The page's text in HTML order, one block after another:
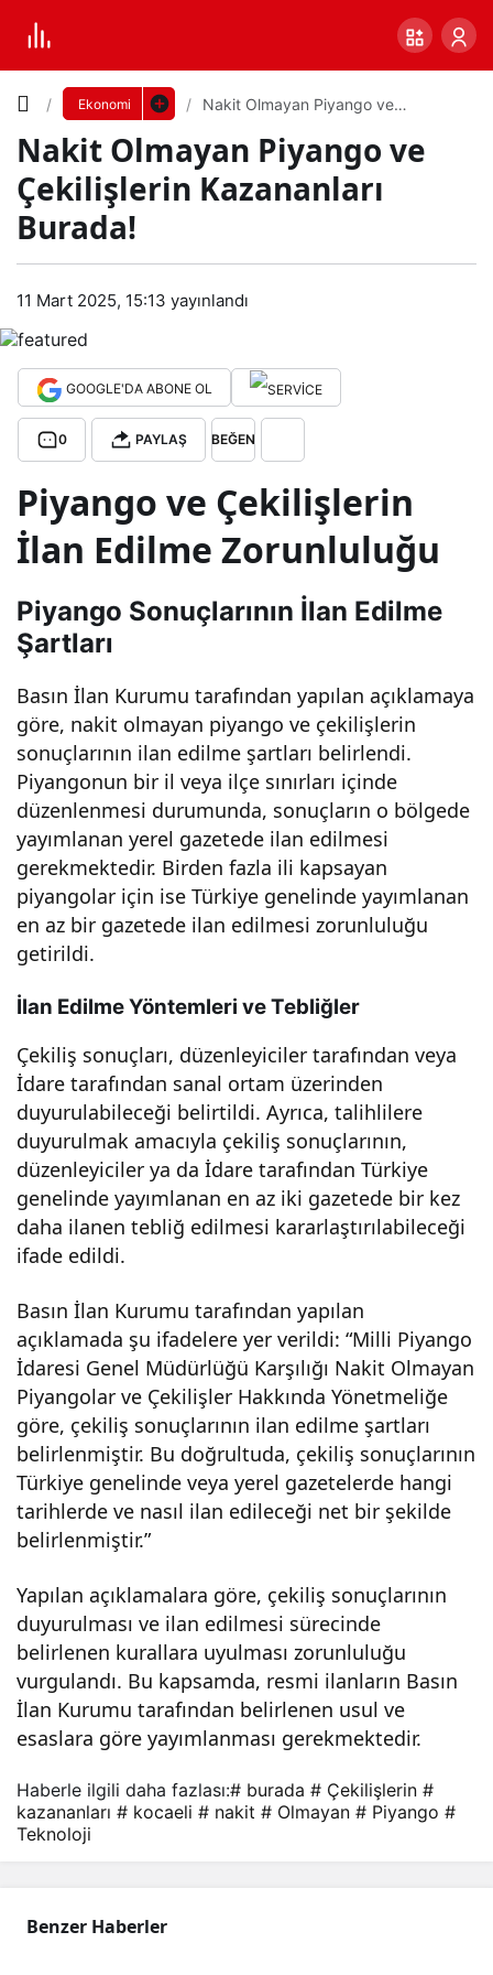
Ekonomi
Nakit Olmayan Piyango ve
Nakit Olmayan Piyango ve
Çekilişlerin Kazananları
Burada!
11 Mart 2025, 15:13 yayınlandı
GOOGLE'DA ABONE OL
0 PAYLAŞ BEĞEN
Piyango ve Çekilişlerin
İlan Edilme Zorunluluğu
Piyango Sonuçlarının İlan Edilme
Şartları
Basın İlan Kurumu tarafından yapılan açıklamaya
göre, nakit olmayan piyango ve çekilişlerin
sonuçlarının ilan edilme şartları belirlendi.
Piyangonun bir il veya ilçe sınırları içinde
düzenlenmesi durumunda, sonuçların o bölgede
yayımlanan yerel gazetede ilan edilmesi
gerekmektedir. Birden fazla ili kapsayan
piyangolar için ise Türkiye genelinde yayımlanan
en az bir gazetede ilan edilmesi zorunluluğu
getirildi.
İlan Edilme Yöntemleri ve Tebliğler
Çekiliş sonuçları, düzenleyiciler tarafından veya
İdare tarafından sanal ortam üzerinden
duyurulabileceği belirtildi. Ayrıca, talihlilere
duyurulmak amacıyla çekiliş sonuçlarının,
düzenleyiciler ya da İdare tarafından Türkiye
genelinde yayımlanan en az iki gazetede bir kez
daha ilanen tebliğ edilmesi kararlaştırılabileceği
ifade edildi.
Basın İlan Kurumu tarafından yapılan
açıklamada şu ifadelere yer verildi: “Milli Piyango
İdaresi Genel Müdürlüğü Karşılığı Nakit Olmayan
Piyangolar ve Çekilişler Hakkında Yönetmeliğe
göre, çekiliş sonuçlarının ilan edilme şartları
belirlenmiştir. Bu doğrultuda, çekiliş sonuçlarının
Türkiye genelinde veya yerel gazetelerde hangi
tarihlerde ve nasıl ilan edileceği net bir şekilde
belirlenmiştir.”
Yapılan açıklamalara göre, çekiliş sonuçlarının
duyurulması ve ilan edilmesi sürecinde
belirlenen kurallara uyulması zorunluluğu
vurgulandı. Bu kapsamda, resmi ilanların Basın
İlan Kurumu tarafından belirlenen usul ve
esaslara göre yayımlanması gerekmektedir.
Naki
Olm
aya
Piya
ve
Çeki
lişle
rin
Kaz
ana
nları
Bur
ada!
Yazı
Boyutunu
Varsayılana
0 PAYLAŞ
Haberle ilgili daha fazlası:# burada # Çekilişlerin #
kazananları # kocaeli # nakit # Olmayan # Piyango #
Teknoloji
Benzer Haberler